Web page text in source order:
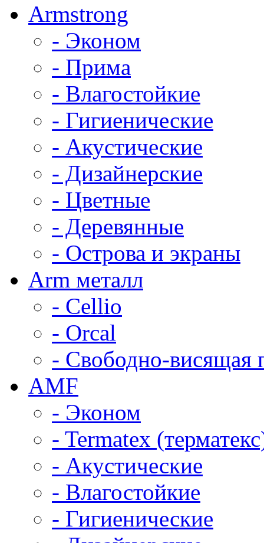
Armstrong
- Эконом
- Прима
- Влагостойкие
- Гигиенические
- Акустические
- Дизайнерские
- Цветные
- Деревянные
- Острова и экраны
Arm металл
- Cellio
- Orcal
- Свободно-висящая
AMF
- Эконом
- Termatex
- Акустические
- Влагостойкие
- Гигиенические